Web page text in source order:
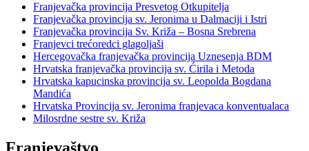
Franjevačka provincija Presvetog Otkupitelja
Franjevačka provincija sv. Jeronima u Dalmaciji i Istri
Franjevačka provincija Sv. Križa – Bosna Srebrena
Franjevci trećoredci glagoljaši
Hercegovačka franjevačka provincija Uznesenja BDM
Hrvatska franjevačka provincija sv. Ćirila i Metoda
Hrvatska kapucinska provincija sv. Leopolda Bogdana
Mandića
Hrvatska Provincija sv. Jeronima franjevaca konventualaca
Milosrdne sestre sv. Križa